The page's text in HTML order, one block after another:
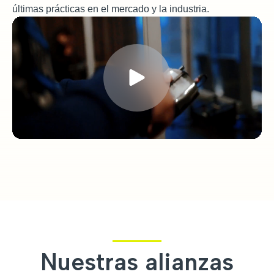
últimas prácticas en el mercado y la industria.
Nuestras alianzas